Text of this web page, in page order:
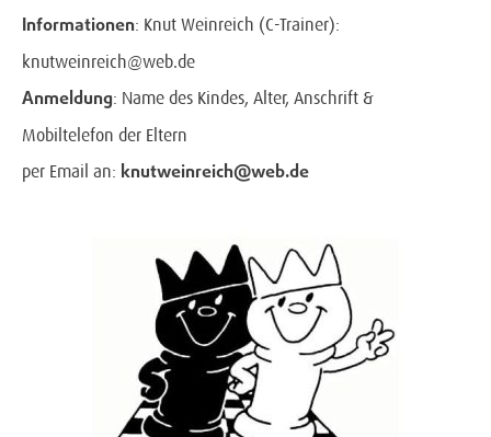
Informationen: Knut Weinreich (C-Trainer):
knutweinreich@web.de
Anmeldung: Name des Kindes, Alter, Anschrift &
Mobiltelefon der Eltern
per Email an: knutweinreich@web.de